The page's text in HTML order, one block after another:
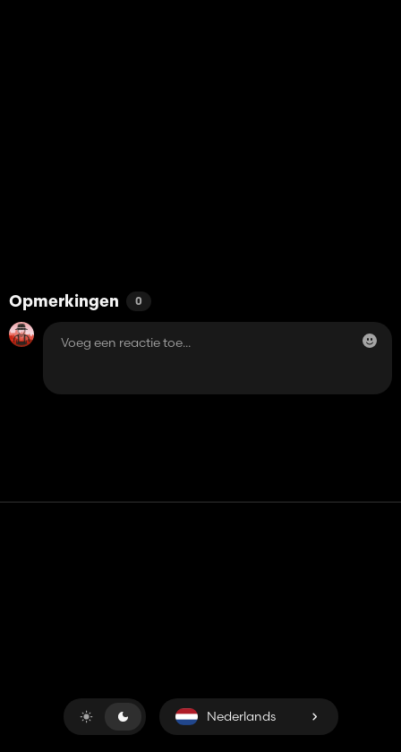
Opmerkingen 0
Nederlands